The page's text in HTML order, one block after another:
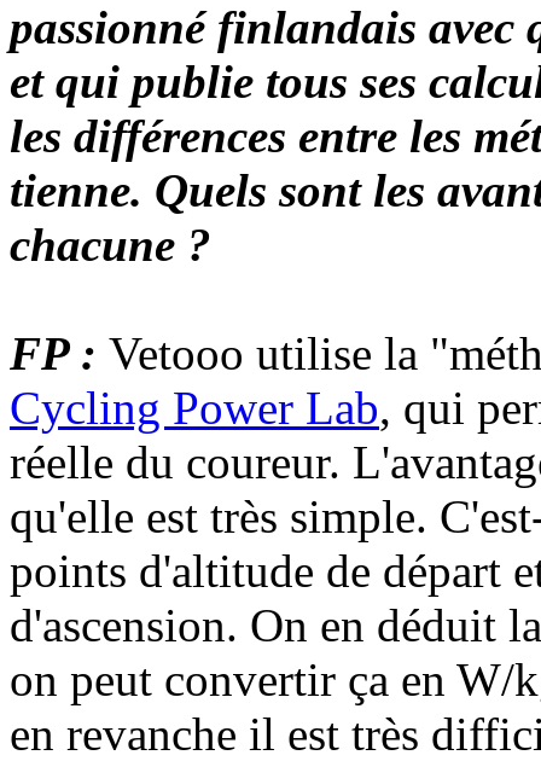
passionné finlandais avec
et qui publie tous ses
les différences entre les
tienne. Quels sont les
chacune ?
FP : Vetooo utilise la
Cycling Power Lab, qui
réelle du coureur.
qu'elle est très simple.
points d'altitude de départ
d'ascension. On en déduit
on peut convertir ça en W/
en revanche il est très